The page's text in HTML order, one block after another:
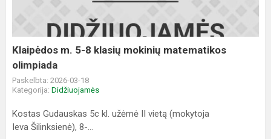
matematikos
olimpiada
Klaipėdos m. 5-8 klasių mokinių matematikos
olimpiada
Paskelbta: 2026-03-18
Kategorija: Didžiuojamės
Kostas Gudauskas 5c kl. užėmė II vietą (mokytoja
Ieva Šilinksienė), 8-...